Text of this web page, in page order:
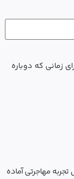
زمانی که دوباره
مهاجرت به کانادا با بیش از 11 سال تجربه مهاجرتی آماده